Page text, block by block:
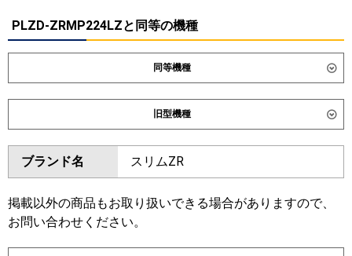
PLZD-ZRMP224LZと同等の機種
同等機種
ダイキン SSRG224DNW SSRG224DW
東芝 GWXF22413XU GWXF22413MUB
三菱電機 PLZD-ZRMP224L6
ZRMP224LF6
日立 RCID-GP224RGHW5
三菱重工
FDTWZ2246HD6S
旧型機種
ダイキン SSRG224CW SSRG224CNW
東芝 RWXF22433MUB RWXF22433MU
RWXF22433XU RWXF22433M
RWXF22433X
三菱電機 PLZD-ZRMP224L5 PLZD-
ブランド名 スリムZR
掲載以外の商品もお取り扱いできる場合がありますので、
お問い合わせください。